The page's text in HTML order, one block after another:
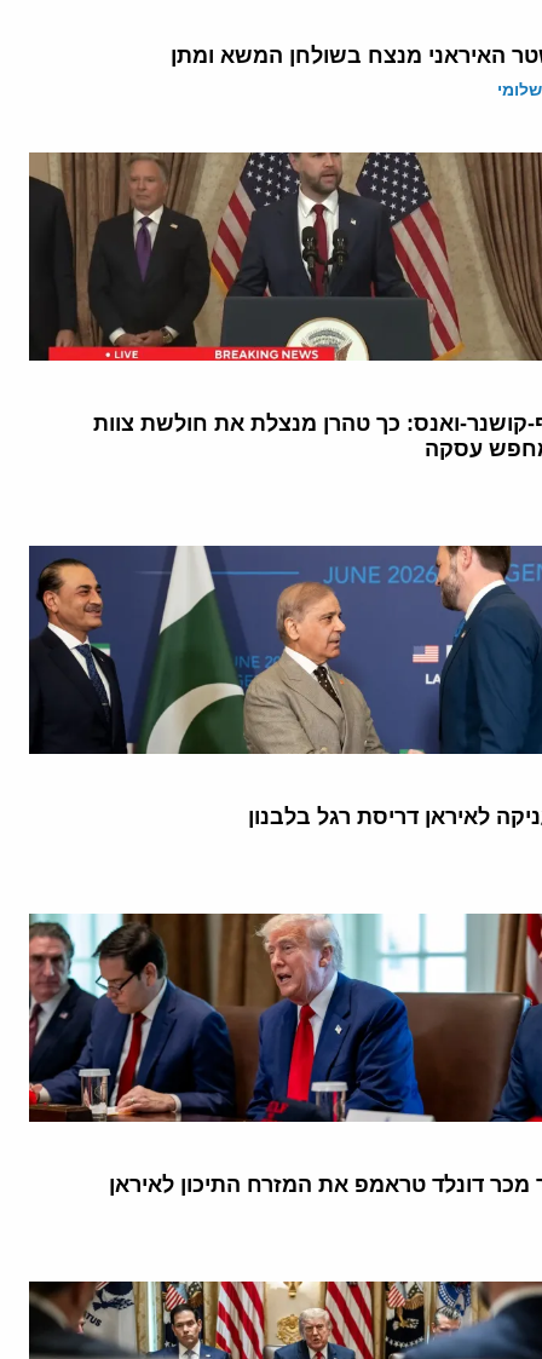
האיראני מנצח בשולחן המשא ומתן
קושנר-ואנס: כך טהרן מנצלת את חולשת צוות
עסקה
לאיראן דריסת רגל בלבנון
מכר דונלד טראמפ את המזרח התיכון לאיראן